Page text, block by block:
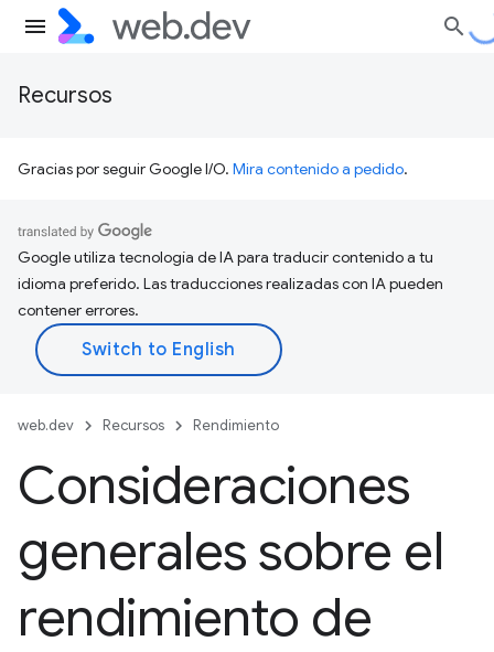
Recursos
Gracias por seguir Google I/O. Mira contenido a pedido.
Google utiliza tecnología de IA para traducir contenido a tu
idioma preferido. Las traducciones realizadas con IA pueden
contener errores.
web.dev Recursos Rendimiento
Consideraciones
generales sobre el
rendimiento de